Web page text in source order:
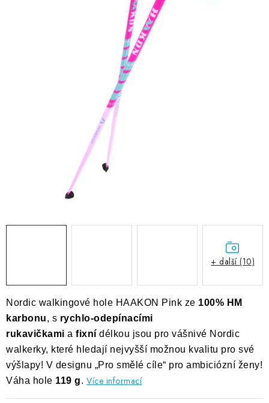
Podmínky ochrany osobních údajů
Reklamace nebo vrácení
Nordic walkingové hole HAAKON Pink ze 100% HM
karbonu, s rychlo-odepínacími
rukavičkami a fixní délkou jsou pro vášnivé Nordic
walkerky, které hledají nejvyšší možnou kvalitu pro své
výšlapy! V designu „Pro smělé cíle“ pro ambiciózní ženy!
Váha hole 119 g. Více informací
+ další (10)